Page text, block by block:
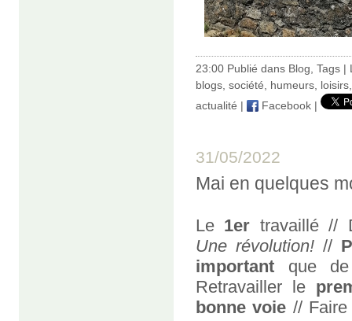
23:00 Publié dans Blog Tags |
blogs société humeurs loisirs
actualité | Facebook |
31/05/2022
Mai en quelques
Le 1er travaillé //
Une révolution! //
important que
Retravailler le
bonne voie //